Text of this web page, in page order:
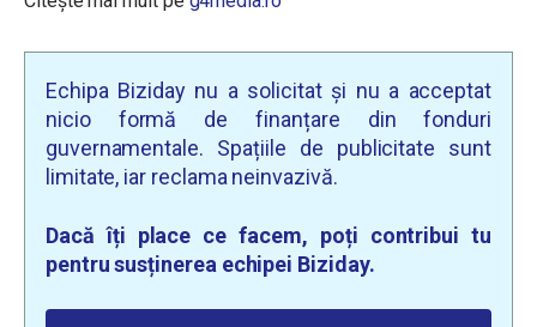
Echipa Biziday nu a solicitat și nu a acceptat
nicio formă de finanțare din fonduri
guvernamentale. Spațiile de publicitate sunt
limitate, iar reclama neinvazivă.
Dacă îți place ce facem, poți contribui tu
pentru susținerea echipei Biziday.